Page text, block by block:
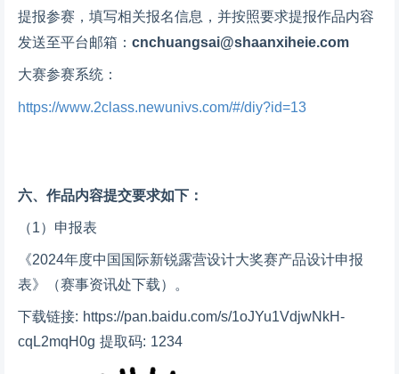
提报参赛，填写相关报名信息，并按照要求提报作品内容
发送至平台邮箱： cnchuangsai@shaanxiheie.com
大赛参赛系统：
https://www.2class.newunivs.com/#/diy?id=13
六、作品内容提交要求如下：
（1）申报表
《2024年度中国国际新锐露营设计大奖赛产品设计申报
表》（赛事资讯处下载）。
下载链接: https://pan.baidu.com/s/1oJYu1VdjwNkH-
cqL2mqH0g 提取码: 1234